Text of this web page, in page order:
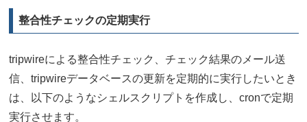
整合性チェックの定期実行
tripwireによる整合性チェック、チェック結果のメール送
信、tripwireデータベースの更新を定期的に実行したいとき
は、以下のようなシェルスクリプトを作成し、cronで定期
実行させます。